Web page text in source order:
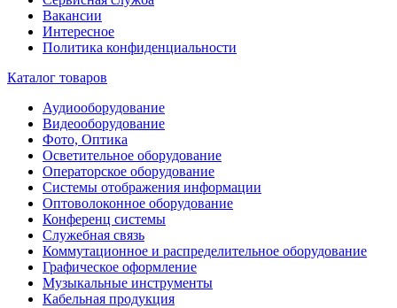
Вакансии
Интересное
Политика конфиденциальности
Каталог товаров
Аудиооборудование
Видеооборудование
Фото, Оптика
Осветительное оборудование
Операторское оборудование
Системы отображения информации
Оптоволоконное оборудование
Конференц системы
Служебная связь
Коммутационное и распределительное оборудование
Графическое оформление
Музыкальные инструменты
Кабельная продукция